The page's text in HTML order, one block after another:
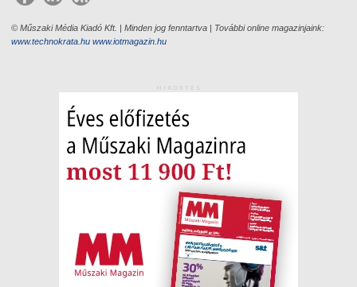
© Műszaki Média Kiadó Kft. | Minden jog fenntartva | További online magazinjaink:
www.technokrata.hu www.iotmagazin.hu
HIRDETÉS